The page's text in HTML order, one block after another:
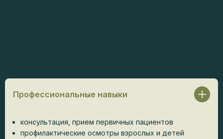
Профессиональные навыки
консультация, прием первичных пациентов
профилактические осмотры взрослых и детей